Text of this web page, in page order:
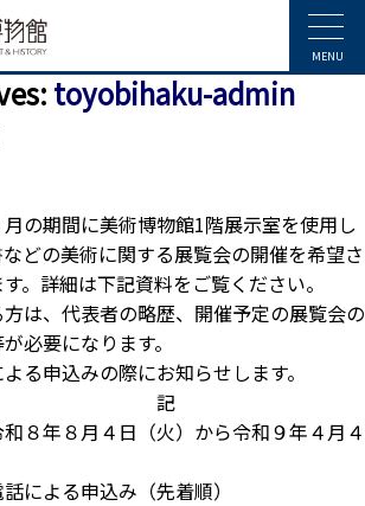
MENU
toyobihaku-admin
の期間に美術博物館1階展示室を使用し
どの美術に関する展覧会の開催を希望さ
。詳細は下記資料をご覧ください。
は、代表者の略歴、開催予定の展覧会の
必要になります。
る申込みの際にお知らせします。
８年８月４日（火）から令和９年４月４
よる申込み（先着順）